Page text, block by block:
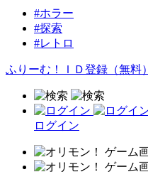
#ホラー
#探索
#レトロ
ふりーむ！ＩＤ登録（無料）
ログイン